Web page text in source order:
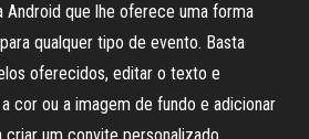
Android que lhe oferece uma forma
qualquer tipo de evento. Basta
oferecidos, editar o texto e
cor ou a imagem de fundo e adicionar